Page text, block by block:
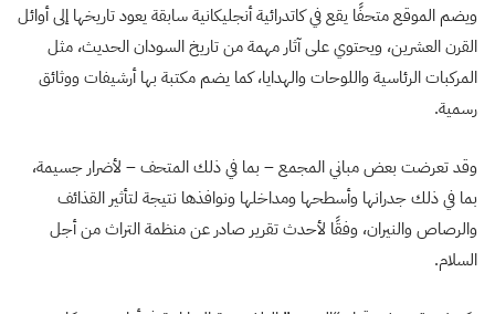
ويضم الموقع متحفًا يقع في كاتدرائية أنجليكانية سابقة يعود تاريخها إلى أوائل
القرن العشرين، ويحتوي على آثار مهمة من تاريخ السودان الحديث، مثل
المركبات الرئاسية واللوحات والهدايا، كما يضم مكتبة بها أرشيفات ووثائق
رسمية.
وقد تعرضت بعض مباني المجمع – بما في ذلك المتحف – لأضرار جسيمة،
بما في ذلك جدرانها وأسطحها ومداخلها ونوافذها نتيجة لتأثير القذائف
والرصاص والنيران، وفقًا لأحدث تقرير صادر عن منظمة التراث من أجل
السلام.